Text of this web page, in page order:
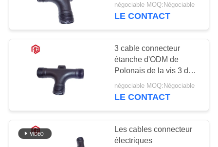
Cable connecteur
étanche
96
PA66
négociable MOQ:Négociable
LE CONTACT
3 cable connecteur
étanche d'ODM de
Polonais de la vis 3 de
manière pour l'éclairage
mené
négociable MOQ:Négociable
LE CONTACT
Les cables connecteur
électriques